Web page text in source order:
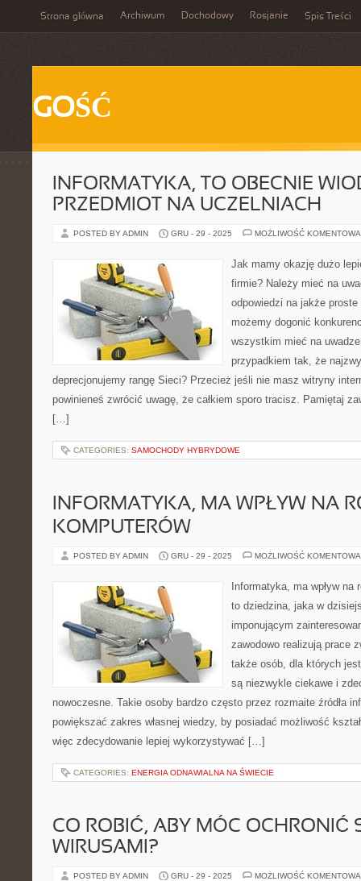
Strona główna Archiwum Dochodowy Rosjanie Spis Treści
GOŚĆ
INFORMATYKA, TO OBECNIE
PRZEDMIOT NA UCZELNIACH
POSTED BY ADMIN GRU - 29 - 2025 MOŻLIWOŚĆ
Jak mamy okazję dużo
firmie? Należy mieć na
odpowiedzi na jakże
możemy dogonić
wszystkim mieć na
przypadkiem tak, że
deprecjonujemy rangę Sieci? Przecież jeśli nie masz witryny
powinieneś zwrócić uwagę, że całkiem sporo tracisz. Pamiętaj
[…]
CATEGORIES: SAMOCHODY HYBRYDOWE
INFORMATYKA, MA WPŁYW NA
KOMPUTERÓW
POSTED BY ADMIN GRU - 29 - 2025 MOŻLIWOŚĆ
Informatyka, ma wpływ
to dziedzina, jaka w
imponującym
zawodowo realizują prace
także osób, dla których
są niezwykle ciekawe i
nowoczesne. Takie osoby bardzo często przez rozmaite źródła
powiększać zakres własnej wiedzy, by posiadać możliwość
więc zdecydowanie lepiej wykorzystywać […]
CATEGORIES: ENERGIA ODNAWIALNA NA ŚWIECIE
CO ROBIĆ, ABY MÓC OCHRONIĆ
WIRUSAMI?
POSTED BY ADMIN GRU - 29 - 2025 MOŻLIWOŚĆ